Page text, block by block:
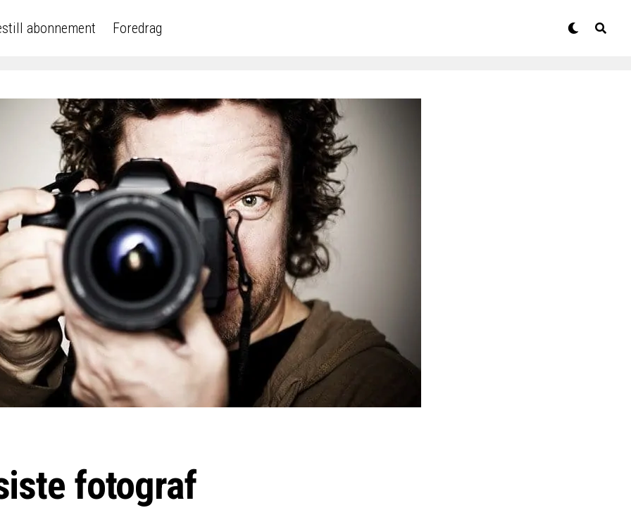
abonnement Foredrag
fotograf